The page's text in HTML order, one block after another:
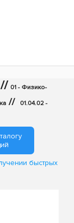
// 01 - Физико-
// 01.04.02 -
быстрых